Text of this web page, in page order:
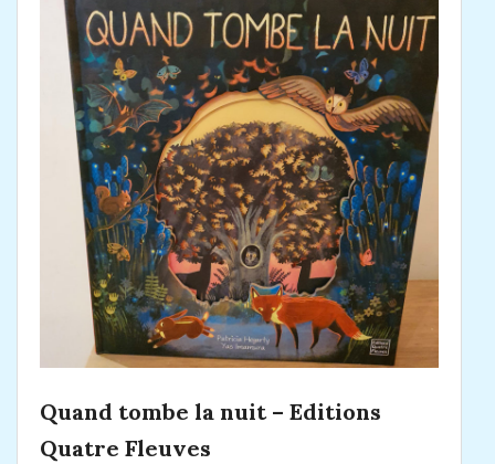
Quand tombe la nuit – Editions
Quatre Fleuves